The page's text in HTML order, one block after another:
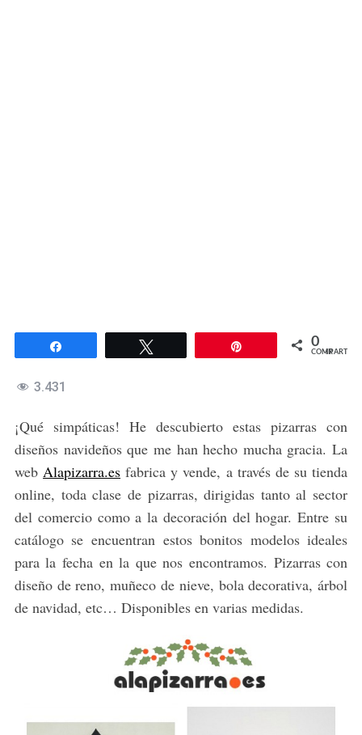
0
COMPARTIR
3.431
¡Qué simpáticas! He descubierto estas pizarras con
diseños navideños que me han hecho mucha gracia. La
webAlapizarra.es fabrica y vende, a través de su tienda
online, toda clase de pizarras, dirigidas tanto al sector
del comercio como a la decoración del hogar. Entre su
catálogo se encuentran estos bonitos modelos ideales
para la fecha en la que nos encontramos. Pizarras con
diseño de reno, muñeco de nieve, bola decorativa, árbol
de navidad, etc… Disponibles en varias medidas.